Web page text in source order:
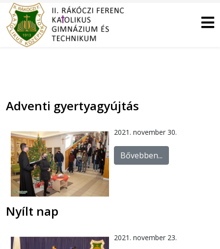
Adventi gyertyagyújtás
2021. november 30.
Bővebben...
Nyílt nap
2021. november 23.